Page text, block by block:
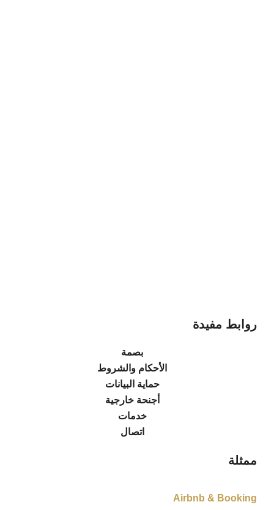
روابط مفيدة
بصمة
الأحكام والشروط
حماية البيانات
أجنحة خارجية
خدمات
اتصال
ممثلة
Airbnb & Booking